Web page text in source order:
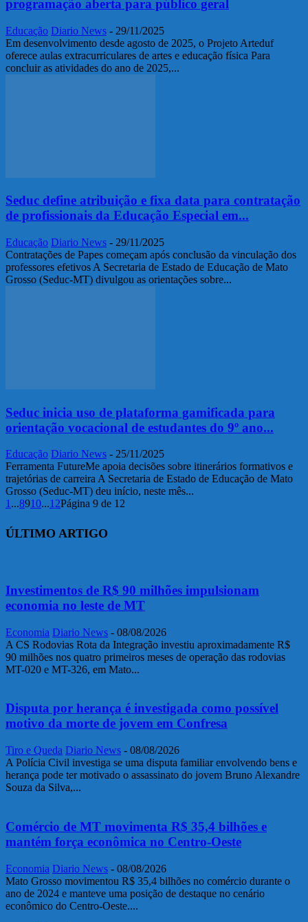
programação aberta para público geral
Educação Diario News - 29/11/2025
Em desenvolvimento desde agosto de 2025, o Projeto Arteduf
oferece aulas extracurriculares de artes e educação física Para
concluir as atividades do ano de 2025,...
Seduc define atribuição e fixa data para contratação
de profissionais da Educação Especial em...
Educação Diario News - 29/11/2025
Contratações de Papes começam após conclusão da vinculação dos
professores efetivos A Secretaria de Estado de Educação de Mato
Grosso (Seduc-MT) divulgou as orientações sobre...
Seduc inicia uso de plataforma gamificada para
orientação vocacional de estudantes do 9º ano...
Educação Diario News - 25/11/2025
Ferramenta FutureMe apoia decisões sobre itinerários formativos e
trajetórias de carreira A Secretaria de Estado de Educação de Mato
Grosso (Seduc-MT) deu início, neste mês...
1...8910...12Página 9 de 12
ÚLTIMO ARTIGO
Investimentos de R$ 90 milhões impulsionam
economia no leste de MT
Economia Diario News - 08/08/2026
A CS Rodovias Rota da Integração investiu aproximadamente R$
90 milhões nos quatro primeiros meses de operação das rodovias
MT-020 e MT-326, em Mato...
Disputa por herança é investigada como possível
motivo da morte de jovem em Confresa
Tiro e Queda Diario News - 08/08/2026
A Polícia Civil investiga se uma disputa familiar envolvendo bens e
herança pode ter motivado o assassinato do jovem Bruno Alexandre
Souza da Silva,...
Comércio de MT movimenta R$ 35,4 bilhões e
mantém força econômica no Centro-Oeste
Economia Diario News - 08/08/2026
Mato Grosso movimentou R$ 35,4 bilhões no comércio durante o
ano de 2024 e manteve uma posição de destaque no cenário
econômico do Centro-Oeste....